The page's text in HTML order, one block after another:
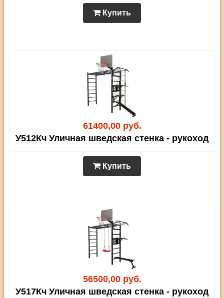
Купить
61400,00 руб.
У512Кч Уличная шведская стенка - рукоход
Купить
56500,00 руб.
У517Кч Уличная шведская стенка - рукоход